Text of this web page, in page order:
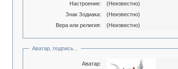
Настроение:
(Неизвестно)
Знак Зодиака:
(Неизвестно)
Вера или религия:
(Неизвестно)
Аватар, подпись...
Аватар: